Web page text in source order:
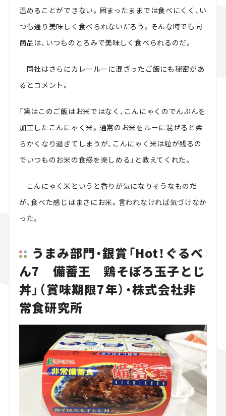
温めることができない。固まったままでは食べにくく、い
つも通り美味しく食べられないだろう。そんな時でも同
商品は、いつものとろみで美味しく食べられるのだ。
同社はさらにカレールーに混ざったご飯にも秘密があ
るとコメント。
「実はこのご飯はお米ではなく、こんにゃくのでんぷんを
加工したこんにゃく米。通常のお米をルーに混ぜると柔
らかくなり過ぎてしまうが、こんにゃく米は粒が残るの
でいつものお米の食感を楽しめる」と教えてくれた。
こんにゃく米というと香りが気になりそうなものだ
が、食べた感じはまさにお米。言われなければ気づけなか
った。
うまみ部門・銀賞「Hot！ぐるべ
ん7 備蓄王 鶏そぼろ玉子とじ
丼」（賞味期限7年）・株式会社非
常食研究所